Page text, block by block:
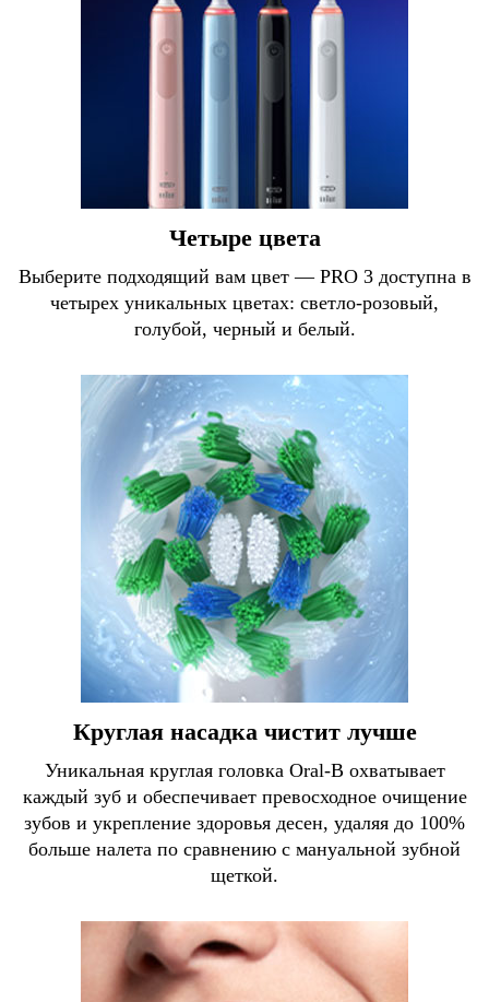
Четыре цвета
Выберите подходящий вам цвет — PRO 3 доступна в
четырех уникальных цветах: светло-розовый,
голубой, черный и белый.
Круглая насадка чистит лучше
Уникальная круглая головка Oral-B охватывает
каждый зуб и обеспечивает превосходное очищение
зубов и укрепление здоровья десен, удаляя до 100%
больше налета по сравнению с мануальной зубной
щеткой.